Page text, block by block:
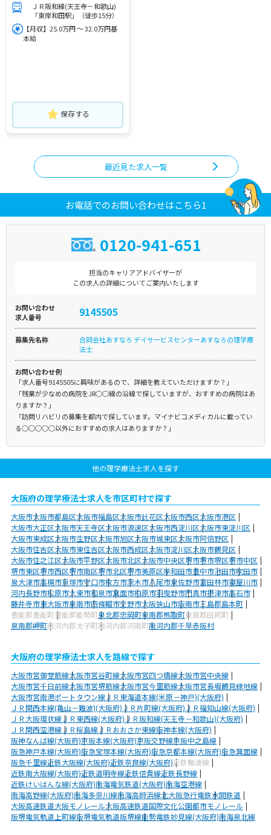
ＪＲ阪和線(天王寺－和歌山)
「東岸和田駅」（徒歩15分）
【月収】25.0万円 ～ 32.0万円基
本給
保存する
最近見た求人一覧
お電話でのお問い合わせはこちら1
0120-941-651
担当のキャリアアドバイザーが
この求人の詳細についてご案内いたします
お問い合わせ
求人番号
9145505
募集先名称
合同会社あすなろ デイサービスセンターあすなろの理学療
法士
お問い合わせ例
「求人番号9145505に興味があるので、詳細を教えていただけますか？」
「残業が少なめの病院をJR○○線の沿線で探していますが、おすすめの病院はあ
りますか？」
「訪問リハビリの募集を都内で探しています。マイナビコメディカルに載ってい
る○○○○○以外におすすめの求人はありますか？」
他の理学療法士求人を探す
大阪府の理学療法士求人を市区町村で探す
大阪市大阪市都島区大阪市福島区大阪市此花区大阪市西区大阪市港区
大阪市大正区大阪市天王寺区大阪市浪速区大阪市西淀川区大阪市東淀川区
大阪市東成区大阪市生野区大阪市旭区大阪市城東区大阪市阿倍野区
大阪市住吉区大阪市東住吉区大阪市西成区大阪市淀川区大阪市鶴見区
大阪市住之江区大阪市平野区大阪市北区大阪市中央区堺市堺市堺区堺市中区
堺市東区堺市西区堺市南区堺市北区堺市美原区岸和田市豊中市池田市吹田市
泉大津市高槻市貝塚市守口市枚方市茨木市八尾市泉佐野市富田林市寝屋川市
河内長野市松原市大東市和泉市箕面市柏原市羽曳野市門真市摂津市高石市
藤井寺市東大阪市泉南市四條畷市交野市大阪狭山市阪南市三島郡島本町
豊能郡豊能町豊能郡能勢町泉北郡忠岡町泉南郡熊取町泉南郡田尻町
泉南郡岬町南河内郡太子町南河内郡河南町南河内郡千早赤阪村
大阪府の理学療法士求人を路線で探す
大阪市営御堂筋線大阪市営谷町線大阪市営四つ橋線大阪市営中央線
大阪市営千日前線大阪市営堺筋線大阪市営今里筋線大阪市営長堀鶴見緑地線
大阪市営南港ポートタウン線ＪＲ東海道本線(米原－神戸)(大阪府)
ＪＲ関西本線(亀山－難波)(大阪府)ＪＲ片町線(大阪府)ＪＲ福知山線(大阪府)
ＪＲ大阪環状線ＪＲ東西線(大阪府)ＪＲ阪和線(天王寺－和歌山)(大阪府)
ＪＲ関西空港線ＪＲ桜島線ＪＲおおさか東線阪神本線(大阪府)
阪神なんば線(大阪府)京阪本線(大阪府)京阪交野線京阪中之島線
阪急神戸本線(大阪府)阪急宝塚本線(大阪府)阪急京都本線(大阪府)阪急箕面線
阪急千里線近鉄大阪線(大阪府)近鉄奈良線(大阪府)近鉄難波線
近鉄南大阪線(大阪府)近鉄道明寺線近鉄信貴線近鉄長野線
近鉄けいはんな線(大阪府)南海電気鉄道(大阪府)南海空港線
南海高野線(大阪府)南海多奈川線南海高師浜線北大阪急行電鉄水間鉄道
大阪高速鉄道大阪モノレール大阪高速鉄道国際文化公園都市モノレール
阪堺電気軌道上町線阪堺電気軌道阪堺線能勢電鉄妙見線(大阪府)南海泉北線